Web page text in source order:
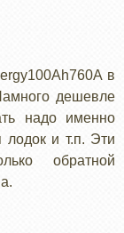
100Ah760A в
дешевле
надо именно
и т.п. Эти
обратной